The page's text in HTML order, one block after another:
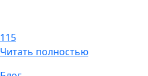
115
Читать полностью